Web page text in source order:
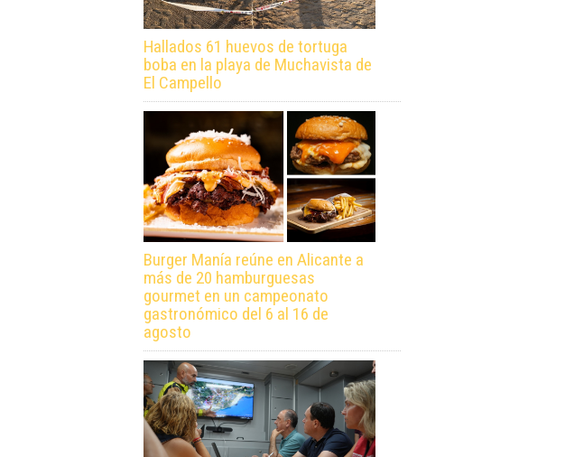
Hallados 61 huevos de tortuga
boba en la playa de Muchavista de
El Campello
Burger Manía reúne en Alicante a
más de 20 hamburguesas
gourmet en un campeonato
gastronómico del 6 al 16 de
agosto